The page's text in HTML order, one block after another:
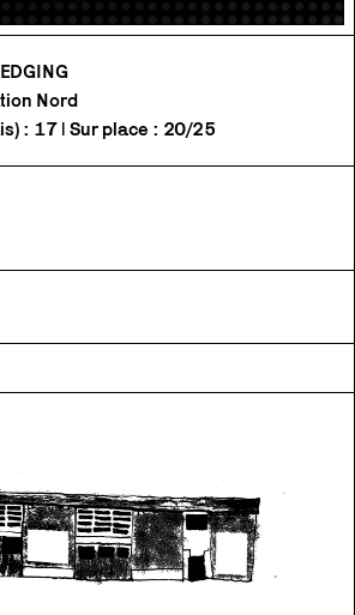
Nord
: 17 | Sur place : 20/25